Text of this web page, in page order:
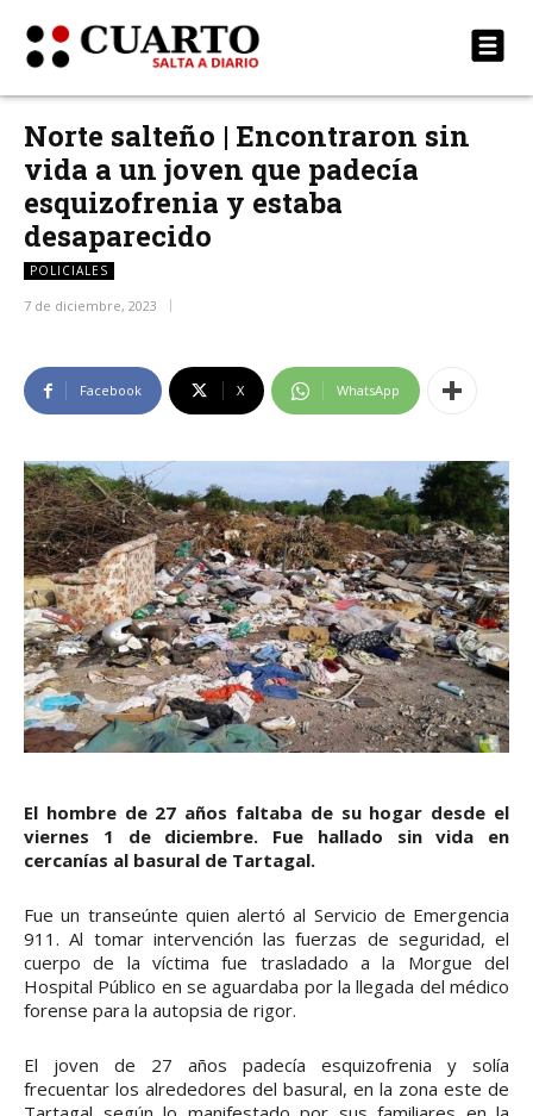
Norte salteño | Encontraron sin
vida a un joven que padecía
esquizofrenia y estaba
desaparecido
POLICIALES
7 de diciembre, 2023
Facebook X WhatsApp
El hombre de 27 años faltaba de su hogar desde el
viernes 1 de diciembre. Fue hallado sin vida en
cercanías al basural de Tartagal.
Fue un transeúnte quien alertó al Servicio de Emergencia
911. Al tomar intervención las fuerzas de seguridad, el
cuerpo de la víctima fue trasladado a la Morgue del
Hospital Público en se aguardaba por la llegada del médico
forense para la autopsia de rigor.
El joven de 27 años padecía esquizofrenia y solía
frecuentar los alrededores del basural, en la zona este de